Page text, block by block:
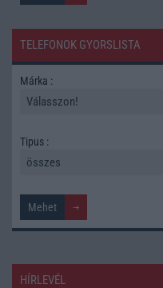
TELEFONOK GYORSLISTA
Márka :
Tipus :
HÍRLEVÉL